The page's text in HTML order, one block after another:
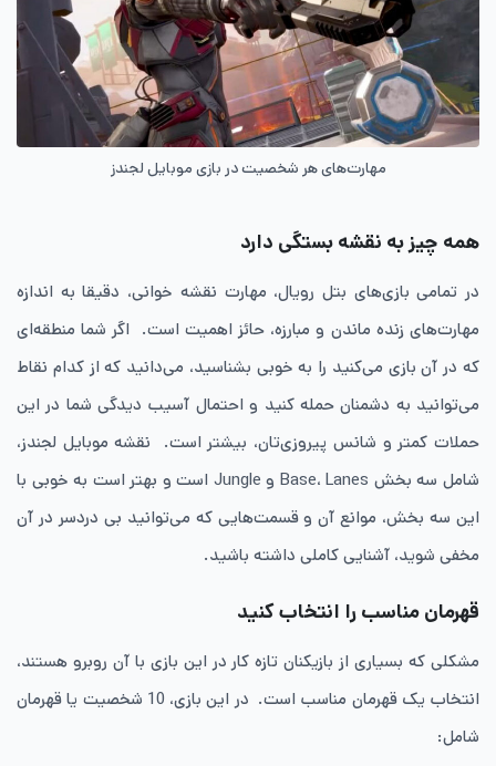
مهارت‌های هر شخصیت در بازی موبایل لجندز
همه چیز به نقشه بستگی دارد
در تمامی بازی‌های بتل رویال، مهارت نقشه خوانی، دقیقا به اندازه
مهارت‌های زنده ماندن و مبارزه، حائز اهمیت است. اگر شما منطقه‌ای
که در آن بازی می‌کنید را به خوبی بشناسید، می‌دانید که از کدام نقاط
می‌توانید به دشمنان حمله کنید و احتمال آسیب دیدگی شما در این
حملات کمتر و شانس پیروزی‌تان، بیشتر است. نقشه موبایل لجندز،
شامل سه بخش Base، Lanes و Jungle است و بهتر است به خوبی با
این سه بخش، موانع آن و قسمت‌هایی که می‌توانید بی دردسر در آن
مخفی شوید، آشنایی کاملی داشته باشید.
قهرمان مناسب را انتخاب کنید
مشکلی که بسیاری از بازیکنان تازه کار در این بازی با آن روبرو هستند،
انتخاب یک قهرمان مناسب است. در این بازی، 10 شخصیت یا قهرمان
شامل: